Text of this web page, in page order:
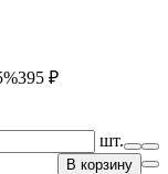
395 ₽
шт.
В корзину